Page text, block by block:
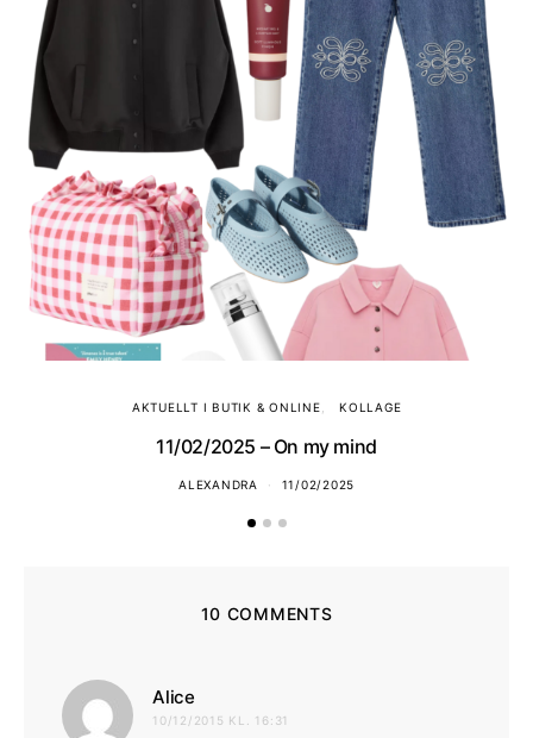
AKTUELLT I BUTIK & ONLINE KOLLAGE
11/02/2025 – On my mind
ALEXANDRA 11/02/2025
10 COMMENTS
Alice
10/12/2015 KL. 16:31